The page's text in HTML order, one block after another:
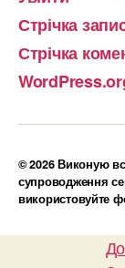
Стрічка
Стрічка
© 2026Виконую
супроводження
використовуйте